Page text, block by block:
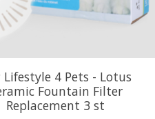
Lifestyle 4 Pets - Lotus
Fountain Filter
Replacement 3 st